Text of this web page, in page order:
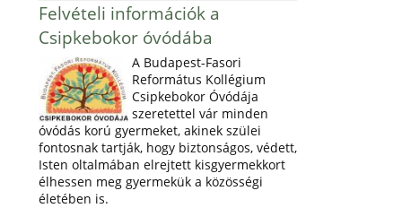
Felvételi információk a
Csipkebokor óvódába
A Budapest-Fasori
Református Kollégium
Csipkebokor Óvódája
szeretettel vár minden
óvódás korú gyermeket, akinek szülei
fontosnak tartják, hogy biztonságos, védett,
Isten oltalmában elrejtett kisgyermekkort
élhessen meg gyermekük a közösségi
életében is.